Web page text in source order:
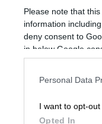
Please note that
information
deny consent to
in below Google
Personal Data
I want to opt-
Opted In